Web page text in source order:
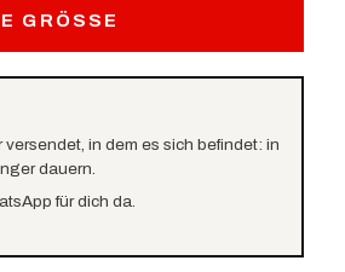
GRÖSSE
in dem es sich befindet: in
dauern.
für dich da.